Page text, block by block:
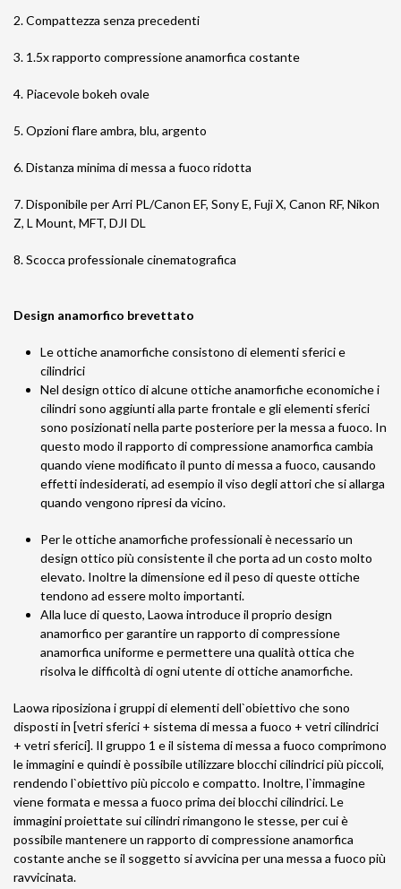
2. Compattezza senza precedenti
3. 1.5x rapporto compressione anamorfica costante
4. Piacevole bokeh ovale
5. Opzioni flare ambra, blu, argento
6. Distanza minima di messa a fuoco ridotta
7. Disponibile per Arri PL/Canon EF, Sony E, Fuji X, Canon RF, Nikon
Z, L Mount, MFT, DJI DL
8. Scocca professionale cinematografica
Design anamorfico brevettato
Le ottiche anamorfiche consistono di elementi sferici e
cilindrici
Nel design ottico di alcune ottiche anamorfiche economiche i
cilindri sono aggiunti alla parte frontale e gli elementi sferici
sono posizionati nella parte posteriore per la messa a fuoco. In
questo modo il rapporto di compressione anamorfica cambia
quando viene modificato il punto di messa a fuoco, causando
effetti indesiderati, ad esempio il viso degli attori che si allarga
quando vengono ripresi da vicino.
Per le ottiche anamorfiche professionali è necessario un
design ottico più consistente il che porta ad un costo molto
elevato. Inoltre la dimensione ed il peso di queste ottiche
tendono ad essere molto importanti.
Alla luce di questo, Laowa introduce il proprio design
anamorfico per garantire un rapporto di compressione
anamorfica uniforme e permettere una qualità ottica che
risolva le difficoltà di ogni utente di ottiche anamorfiche.
Laowa riposiziona i gruppi di elementi dell`obiettivo che sono
disposti in [vetri sferici + sistema di messa a fuoco + vetri cilindrici
+ vetri sferici]. Il gruppo 1 e il sistema di messa a fuoco comprimono
le immagini e quindi è possibile utilizzare blocchi cilindrici più piccoli,
rendendo l`obiettivo più piccolo e compatto. Inoltre, l`immagine
viene formata e messa a fuoco prima dei blocchi cilindrici. Le
immagini proiettate sui cilindri rimangono le stesse, per cui è
possibile mantenere un rapporto di compressione anamorfica
costante anche se il soggetto si avvicina per una messa a fuoco più
ravvicinata.